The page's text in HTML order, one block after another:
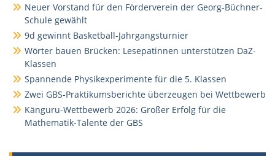
Neuer Vorstand für den Förderverein der Georg-Büchner-
Schule gewählt
9d gewinnt Basketball-Jahrgangsturnier
Wörter bauen Brücken: Lesepatinnen unterstützen DaZ-
Klassen
Spannende Physikexperimente für die 5. Klassen
Zwei GBS-Praktikumsberichte überzeugen bei Wettbewerb
Känguru-Wettbewerb 2026: Großer Erfolg für die
Mathematik-Talente der GBS